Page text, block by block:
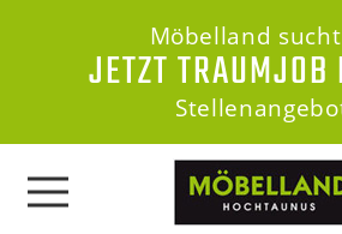
Möbelland
JETZT